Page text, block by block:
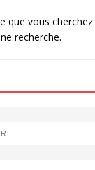
que vous
recherche.